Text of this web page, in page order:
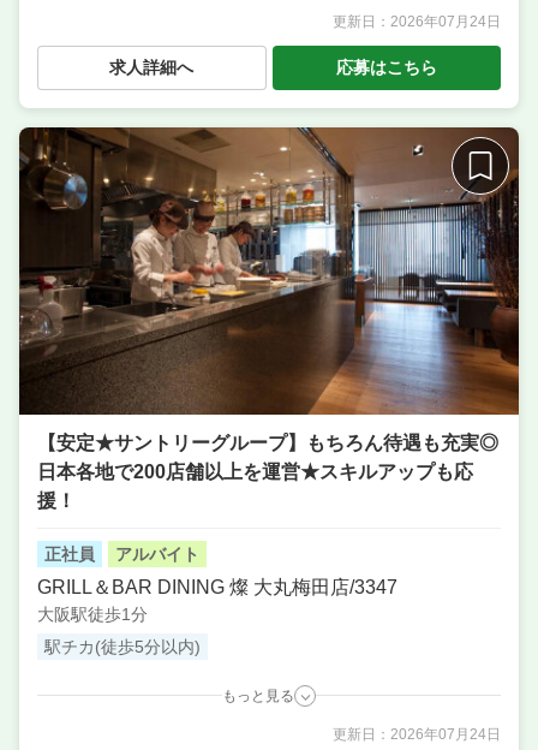
サービス・ホール ／ 調理・キッチンスタッフ・板前
／ 調理補助・調理見習い ／ ソムリエ ／ ピザ職人・ピ
ッツァイオーロ
業態 イタリアン・ダイニングバー
住所
大阪府大阪市北区角田町8-47 阪急グランドビル（阪急
32番街 空庭Dining） 27F
席数 75席〜100席
5000円〜7000円
更新日： 2026年07月24日
求人詳細へ 応募はこちら
【安定★サントリーグループ】もちろん待遇も充実◎
日本各地で200店舗以上を運営★スキルアップも応
援！
正社員 アルバイト
GRILL＆BAR DINING 燦 大丸梅田店/3347
大阪駅徒歩1分
駅チカ(徒歩5分以内)
もっと見る
サービス・ホール ／ 調理・キッチンスタッフ・板前
更新日： 2026年07月24日